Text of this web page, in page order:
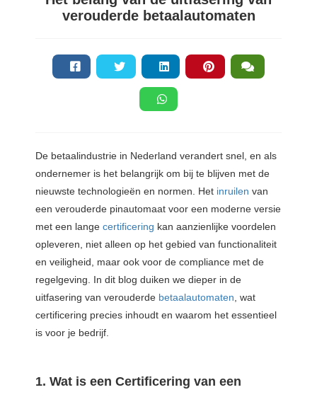
verouderde betaalautomaten
De betaalindustrie in Nederland verandert snel, en als
ondernemer is het belangrijk om bij te blijven met de
nieuwste technologieën en normen. Het inruilen van
een verouderde pinautomaat voor een moderne versie
met een lange certificering kan aanzienlijke voordelen
opleveren, niet alleen op het gebied van functionaliteit
en veiligheid, maar ook voor de compliance met de
regelgeving. In dit blog duiken we dieper in de
uitfasering van verouderde betaalautomaten , wat
certificering precies inhoudt en waarom het essentieel
is voor je bedrijf.
1. Wat is een Certificering van een